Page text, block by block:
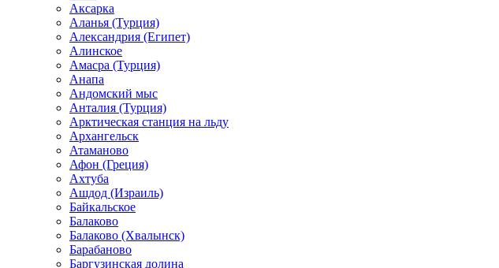
Аксарка
Аланья (Турция)
Александрия (Египет)
Алинское
Амасра (Турция)
Анапа
Андомский мыс
Анталия (Турция)
Арктическая станция на льду
Архангельск
Атаманово
Афон (Греция)
Ахтуба
Ашдод (Израиль)
Байкальское
Балаково
Балаково (Хвалынск)
Барабаново
Баргузинская долина